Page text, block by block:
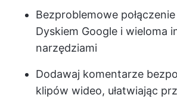
Bezproblemowe
Dyskiem Google i wieloma
narzędziami
Dodawaj komentarze
klipów wideo, ułatwiając